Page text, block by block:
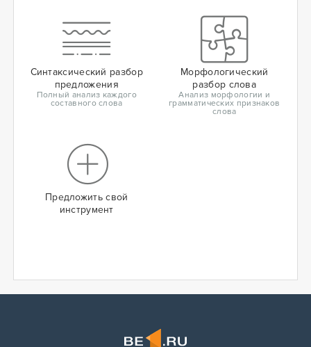
Синтаксический разбор
предложения
Полный анализ каждого
составного слова
Морфологический
разбор слова
Анализ морфологии и
грамматических признаков
слова
Предложить свой
инструмент